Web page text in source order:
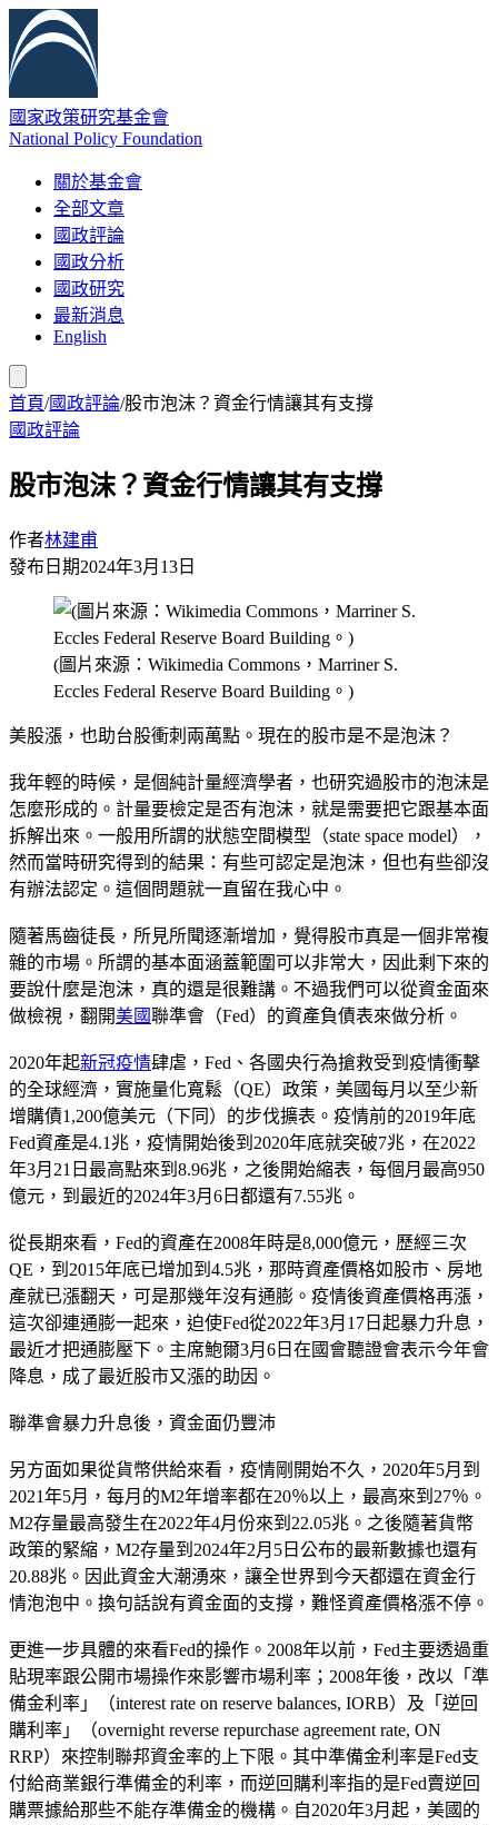
國家政策研究基金會
National Policy Foundation
關於基金會
全部文章
國政評論
國政分析
國政研究
最新消息
English
首頁/國政評論/股市泡沫？資金行情讓其有支撐
國政評論
股市泡沫？資金行情讓其有支撐
作者林建甫
發布日期2024年3月13日
(圖片來源：Wikimedia Commons，Marriner S.
Eccles Federal Reserve Board Building。)
美股漲，也助台股衝刺兩萬點。現在的股市是不是泡沫？
我年輕的時候，是個純計量經濟學者，也研究過股市的泡沫是
怎麼形成的。計量要檢定是否有泡沫，就是需要把它跟基本面
拆解出來。一般用所謂的狀態空間模型（state space model），
然而當時研究得到的結果：有些可認定是泡沫，但也有些卻沒
有辦法認定。這個問題就一直留在我心中。
隨著馬齒徒長，所見所聞逐漸增加，覺得股市真是一個非常複
雜的市場。所謂的基本面涵蓋範圍可以非常大，因此剩下來的
要說什麼是泡沫，真的還是很難講。不過我們可以從資金面來
做檢視，翻開美國聯準會（Fed）的資產負債表來做分析。
2020年起新冠疫情肆虐，Fed、各國央行為搶救受到疫情衝擊
的全球經濟，實施量化寬鬆（QE）政策，美國每月以至少新
增購債1,200億美元（下同）的步伐擴表。疫情前的2019年底
Fed資產是4.1兆，疫情開始後到2020年底就突破7兆，在2022
年3月21日最高點來到8.96兆，之後開始縮表，每個月最高950
億元，到最近的2024年3月6日都還有7.55兆。
從長期來看，Fed的資產在2008年時是8,000億元，歷經三次
QE，到2015年底已增加到4.5兆，那時資產價格如股市、房地
產就已漲翻天，可是那幾年沒有通膨。疫情後資產價格再漲，
這次卻連通膨一起來，迫使Fed從2022年3月17日起暴力升息，
最近才把通膨壓下。主席鮑爾3月6日在國會聽證會表示今年會
降息，成了最近股市又漲的助因。
聯準會暴力升息後，資金面仍豐沛
另方面如果從貨幣供給來看，疫情剛開始不久，2020年5月到
2021年5月，每月的M2年增率都在20％以上，最高來到27％。
M2存量最高發生在2022年4月份來到22.05兆。之後隨著貨幣
政策的緊縮，M2存量到2024年2月5日公布的最新數據也還有
20.88兆。因此資金大潮湧來，讓全世界到今天都還在資金行
情泡泡中。換句話說有資金面的支撐，難怪資產價格漲不停。
更進一步具體的來看Fed的操作。2008年以前，Fed主要透過重
貼現率跟公開市場操作來影響市場利率；2008年後，改以「準
備金利率」（interest rate on reserve balances, IORB）及「逆回
購利率」（overnight reverse repurchase agreement rate, ON
RRP）來控制聯邦資金率的上下限。其中準備金利率是Fed支
付給商業銀行準備金的利率，而逆回購利率指的是Fed賣逆回
購票據給那些不能存準備金的機構。自2020年3月起，美國的